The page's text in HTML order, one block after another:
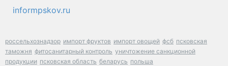
informpskov.ru
россельхознадзор импорт фруктов импорт овощей фсб псковская
таможня фитосанитарный контроль уничтожение санкционной
продукции псковская область беларусь польша